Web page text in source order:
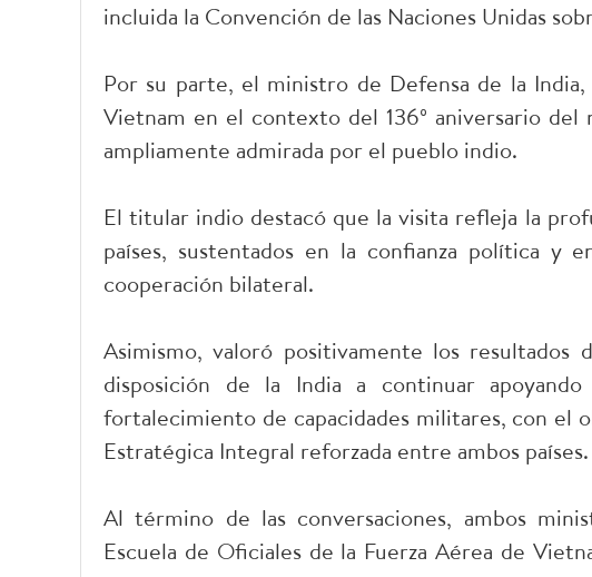
incluida la Convención de las Naciones Unidas
Por su parte, el ministro de Defensa de la
Vietnam en el contexto del 136º aniversario
ampliamente admirada por el pueblo indio.
El titular indio destacó que la visita refleja la
países, sustentados en la confianza política y
cooperación bilateral.
Asimismo, valoró positivamente los
disposición de la India a continuar
fortalecimiento de capacidades militares, con el
Estratégica Integral reforzada entre ambos países.
Al término de las conversaciones, ambos
Escuela de Oficiales de la Fuerza Aérea de